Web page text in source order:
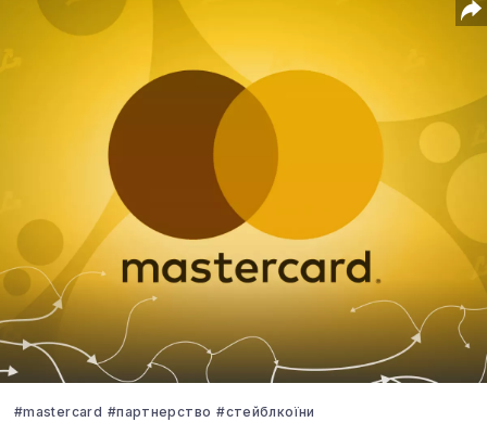
#mastercard #партнерство #стейблкоїни